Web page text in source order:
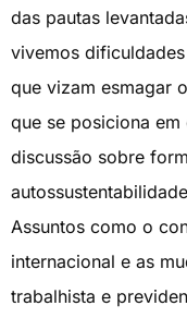
das pautas
vivemos
que vizam esmagar
que se posiciona
discussão sobre
Assuntos como o
internacional e as
trabalhista e